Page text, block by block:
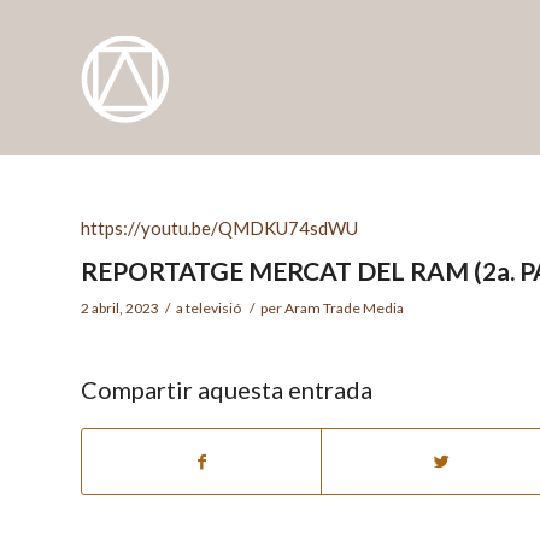
https://youtu.be/QMDKU74sdWU
REPORTATGE MERCAT DEL RAM (2a.
2 abril, 2023 / a televisió / perAram Trade Media
Compartir aquesta entrada